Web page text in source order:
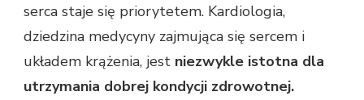
serca staje się priorytetem. Kardiologia,
dziedzina medycyny zajmująca się sercem i
układem krążenia, jest niezwykle istotna dla
utrzymania dobrej kondycji zdrowotnej.